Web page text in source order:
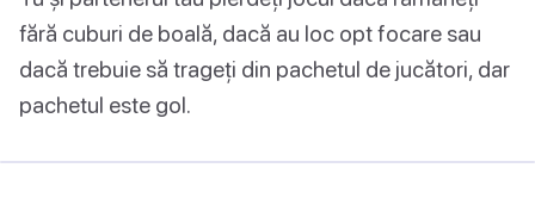
fără cuburi de boală, dacă au loc opt focare sau
dacă trebuie să trageți din pachetul de jucători, dar
pachetul este gol.